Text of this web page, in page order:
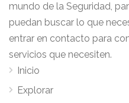
mundo de la Seguridad,
puedan buscar lo que
entrar en contacto para
servicios que necesiten.
Inicio
Explorar